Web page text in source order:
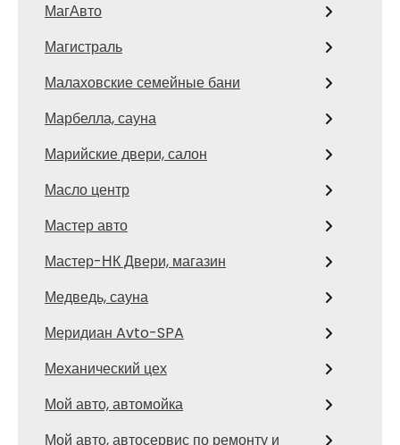
МагАвто
Магистраль
Малаховские семейные бани
Марбелла, сауна
Марийские двери, салон
Масло центр
Мастер авто
Мастер-НК Двери, магазин
Медведь, сауна
Меридиан Avto-SPA
Механический цех
Мой авто, автомойка
Мой авто, автосервис по ремонту и